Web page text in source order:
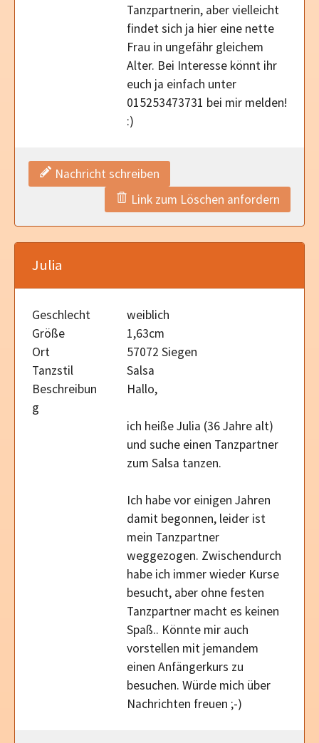
Tanzpartnerin, aber vielleicht
findet sich ja hier eine nette
Frau in ungefähr gleichem
Alter. Bei Interesse könnt ihr
euch ja einfach unter
015253473731 bei mir melden!
:)
Nachricht schreiben
Link zum Löschen anfordern
Julia
Geschlecht
weiblich
Größe
1,63cm
Ort
57072 Siegen
Tanzstil
Salsa
Beschreibun
g
Hallo,
ich heiße Julia (36 Jahre alt)
und suche einen Tanzpartner
zum Salsa tanzen.
Ich habe vor einigen Jahren
damit begonnen, leider ist
mein Tanzpartner
weggezogen. Zwischendurch
habe ich immer wieder Kurse
besucht, aber ohne festen
Tanzpartner macht es keinen
Spaß.. Könnte mir auch
vorstellen mit jemandem
einen Anfängerkurs zu
besuchen. Würde mich über
Nachrichten freuen ;-)